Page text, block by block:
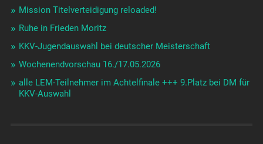
Mission Titelverteidigung reloaded!
Ruhe in Frieden Moritz
KKV-Jugendauswahl bei deutscher Meisterschaft
Wochenendvorschau 16./17.05.2026
alle LEM-Teilnehmer im Achtelfinale +++ 9.Platz bei DM für
KKV-Auswahl